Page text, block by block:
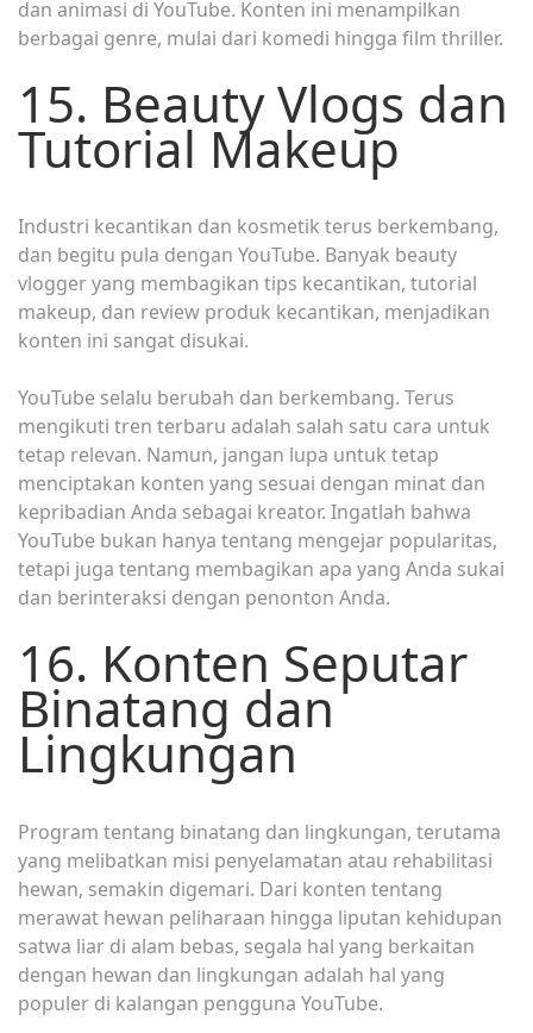
dan animasi di YouTube. Konten ini menampilkan
berbagai genre, mulai dari komedi hingga film thriller.
15. Beauty Vlogs dan
Tutorial Makeup
Industri kecantikan dan kosmetik terus berkembang,
dan begitu pula dengan YouTube. Banyak beauty
vlogger yang membagikan tips kecantikan, tutorial
makeup, dan review produk kecantikan, menjadikan
konten ini sangat disukai.
YouTube selalu berubah dan berkembang. Terus
mengikuti tren terbaru adalah salah satu cara untuk
tetap relevan. Namun, jangan lupa untuk tetap
menciptakan konten yang sesuai dengan minat dan
kepribadian Anda sebagai kreator. Ingatlah bahwa
YouTube bukan hanya tentang mengejar popularitas,
tetapi juga tentang membagikan apa yang Anda sukai
dan berinteraksi dengan penonton Anda.
16. Konten Seputar
Binatang dan
Lingkungan
Program tentang binatang dan lingkungan, terutama
yang melibatkan misi penyelamatan atau rehabilitasi
hewan, semakin digemari. Dari konten tentang
merawat hewan peliharaan hingga liputan kehidupan
satwa liar di alam bebas, segala hal yang berkaitan
dengan hewan dan lingkungan adalah hal yang
populer di kalangan pengguna YouTube.